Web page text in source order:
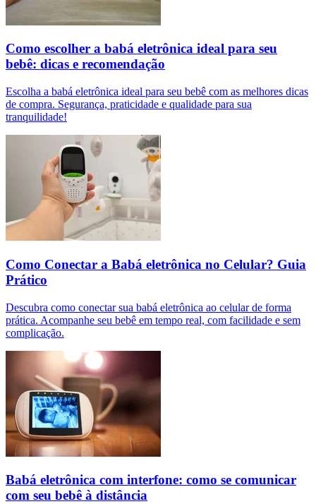
Como escolher a babá eletrônica ideal para seu
bebê: dicas e recomendação
Escolha a babá eletrônica ideal para seu bebê com as melhores dicas
de compra. Segurança, praticidade e qualidade para sua
tranquilidade!
Como Conectar a Babá eletrônica no Celular? Guia
Prático
Descubra como conectar sua babá eletrônica ao celular de forma
prática. Acompanhe seu bebê em tempo real, com facilidade e sem
complicação.
Babá eletrônica com interfone: como se comunicar
com seu bebê à distância